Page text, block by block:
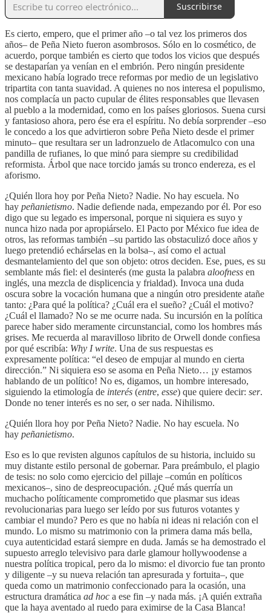
Suscribirse
Es cierto, empero, que el primer año –o tal vez los primeros dos
años– de Peña Nieto fueron asombrosos. Sólo en lo cosmético, de
acuerdo, porque también es cierto que todos los vicios que después
se destaparían ya venían en el embrión. Pero ningún presidente
mexicano había logrado trece reformas por medio de un legislativo
tripartita con tanta suavidad. A quienes no nos interesa el populismo,
nos complacía un pacto cupular de élites responsables que llevasen
al pueblo a la modernidad, como en los países gloriosos. Suena cursi
y fantasioso ahora, pero ése era el espíritu. No debía sorprender –eso
le concedo a los que advirtieron sobre Peña Nieto desde el primer
minuto– que resultara ser un ladronzuelo de Atlacomulco con una
pandilla de rufianes, lo que minó para siempre su credibilidad
reformista. Árbol que nace torcido jamás su tronco endereza, es el
aforismo.
¿Quién llora hoy por Peña Nieto? Nadie. No hay escuela. No
hay peñanietismo. Nadie defiende nada, empezando por él. Por eso
digo que su legado es impersonal, porque ni siquiera es suyo y
nunca hizo nada por apropiárselo. El Pacto por México fue idea de
otros, las reformas también –su partido las obstaculizó doce años y
luego pretendió echárselas en la bolsa–, así como el actual
desmantelamiento del que son objeto: otros deciden. Ese, pues, es su
semblante más fiel: el desinterés (me gusta la palabra aloofness en
inglés, una mezcla de displicencia y frialdad). Invoca una duda
oscura sobre la vocación humana que a ningún otro presidente atañe
tanto: ¿Para qué la política? ¿Cuál era el sueño? ¿Cuál el motivo?
¿Cuál el llamado? No se me ocurre nada. Su incursión en la política
parece haber sido meramente circunstancial, como los hombres más
grises. Me recuerda al maravilloso librito de Orwell donde confiesa
por qué escribía: Why I write. Una de sus respuestas es
expresamente política: “el deseo de empujar al mundo en cierta
dirección.” Ni siquiera eso se asoma en Peña Nieto… ¡y estamos
hablando de un político! No es, digamos, un hombre interesado,
siguiendo la etimología de interés (entre, esse) que quiere decir: ser.
Donde no tener interés es no ser, o ser nada. Nihilismo.
¿Quién llora hoy por Peña Nieto? Nadie. No hay escuela. No
hay peñanietismo.
Eso es lo que revisten algunos capítulos de su historia, incluido su
muy distante estilo personal de gobernar. Para preámbulo, el plagio
de tesis: no solo como ejercicio del pillaje –común en políticos
mexicanos–, sino de despreocupación. ¿Qué más querría un
muchacho políticamente comprometido que plasmar sus ideas
revolucionarias para luego ser leído por sus futuros votantes y
cambiar el mundo? Pero es que no había ni ideas ni relación con el
mundo. Lo mismo su matrimonio con la primera dama más bella,
cuya autenticidad estará siempre en duda. Jamás se ha demostrado el
supuesto arreglo televisivo para darle glamour hollywoodense a
nuestra política tropical, pero da lo mismo: el divorcio fue tan pronto
y diligente –y su nueva relación tan apresurada y fortuita–, que
queda como un matrimonio confeccionado para la ocasión, una
estructura dramática ad hoc a ese fin ­­–y nada más. ¡A quién extraña
que la haya aventado al ruedo para eximirse de la Casa Blanca!